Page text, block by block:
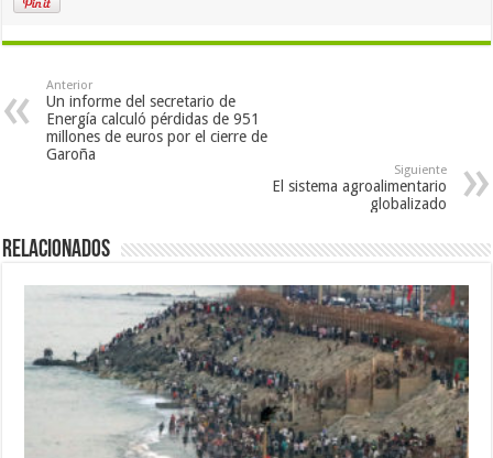
Anterior
Un informe del secretario de
Energía calculó pérdidas de 951
millones de euros por el cierre de
Garoña
Siguiente
El sistema agroalimentario
globalizado
Relacionados